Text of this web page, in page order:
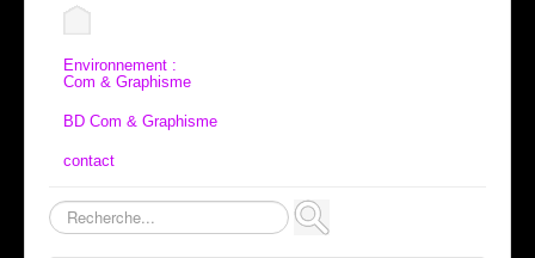
Environnement :
Com & Graphisme
BD Com & Graphisme
contact
Rechercher